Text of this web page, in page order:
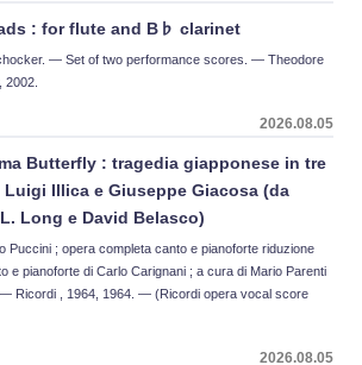
: for flute and B♭ clarinet
— Set of two performance scores. — Theodore
2002.
2026.08.05
Butterfly : tragedia giapponese in tre
Illica e Giuseppe Giacosa (da
Long e David Belasco)
Puccini ; opera completa canto e pianoforte riduzione
e pianoforte di Carlo Carignani ; a cura di Mario Parenti
Ricordi , 1964, 1964. — (Ricordi opera vocal score
2026.08.05